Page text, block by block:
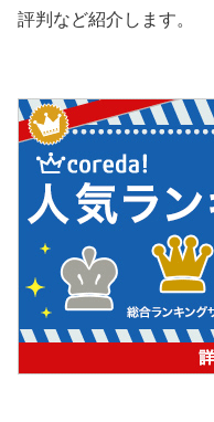
評判など紹介します。